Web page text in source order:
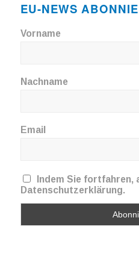
EU-NEWS
Vorname
Nachname
Email
Indem Sie fortfahren,
Datenschutzerklärung.